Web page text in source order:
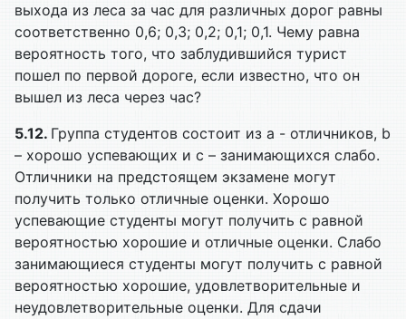
выхода из леса за час для различных дорог равны
соответственно 0,6; 0,3; 0,2; 0,1; 0,1. Чему равна
вероятность того, что заблудившийся турист
пошел по первой дороге, если известно, что он
вышел из леса через час?
5.12. Группа студентов состоит из a - отличников, b
– хорошо успевающих и c – занимающихся слабо.
Отличники на предстоящем экзамене могут
получить только отличные оценки. Хорошо
успевающие студенты могут получить с равной
вероятностью хорошие и отличные оценки. Слабо
занимающиеся студенты могут получить с равной
вероятностью хорошие, удовлетворительные и
неудовлетворительные оценки. Для сдачи